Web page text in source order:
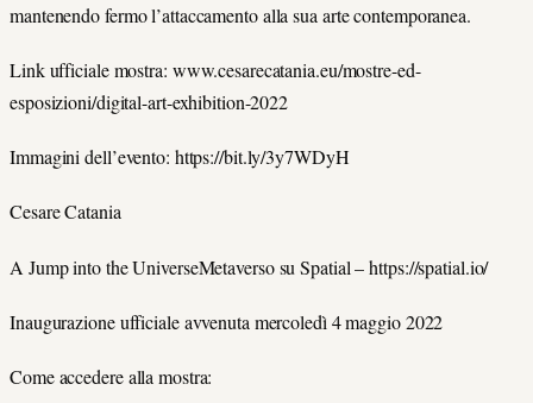
mantenendo fermo l’attaccamento alla sua arte contemporanea.
Link ufficiale mostra: www.cesarecatania.eu/mostre-ed-
esposizioni/digital-art-exhibition-2022
Immagini dell’evento: https://bit.ly/3y7WDyH
Cesare Catania
A Jump into the UniverseMetaverso su Spatial – https://spatial.io/
Inaugurazione ufficiale avvenuta mercoledì 4 maggio 2022
Come accedere alla mostra: